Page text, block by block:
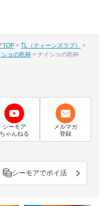
TOP
TL（ティーンズラブ）
ショの乾杯 ナイショの乾杯
シーモア
ちゃんねる
メルマガ
登録
シーモアでポイ活